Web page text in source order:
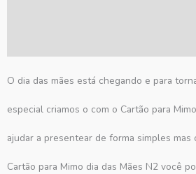
O dia das mães está chegando e para
especial criamos o com o Cartão para
ajudar a presentear de forma simples mas
Cartão para Mimo dia das Mães N2 você